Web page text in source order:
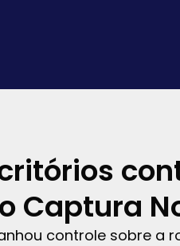
Captura
controle sobre a